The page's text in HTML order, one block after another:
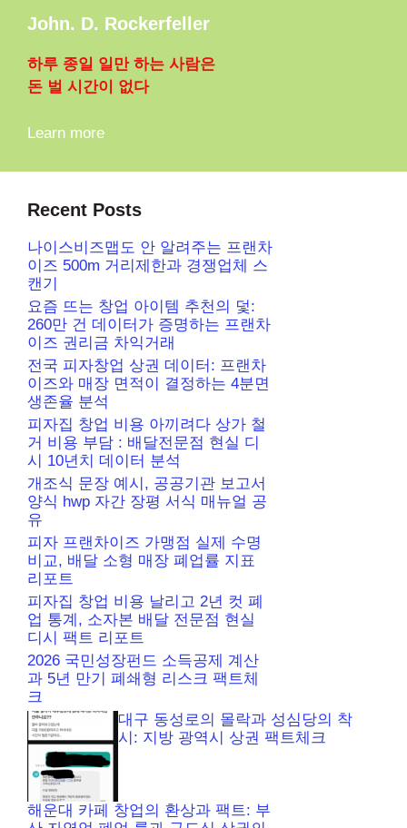
John. D. Rockerfeller
하루 종일 일만 하는 사람은
돈 벌 시간이 없다
Learn more
Recent Posts
나이스비즈맵도 안 알려주는 프랜차
이즈 500m 거리제한과 경쟁업체 스
캔기
요즘 뜨는 창업 아이템 추천의 덫:
260만 건 데이터가 증명하는 프랜차
이즈 권리금 차익거래
전국 피자창업 상권 데이터: 프랜차
이즈와 매장 면적이 결정하는 4분면
생존율 분석
피자집 창업 비용 아끼려다 상가 철
거 비용 부담 : 배달전문점 현실 디
시 10년치 데이터 분석
개조식 문장 예시, 공공기관 보고서
양식 hwp 자간 장평 서식 매뉴얼 공
유
피자 프랜차이즈 가맹점 실제 수명
비교, 배달 소형 매장 폐업률 지표
리포트
피자집 창업 비용 날리고 2년 컷 폐
업 통계, 소자본 배달 전문점 현실
디시 팩트 리포트
2026 국민성장펀드 소득공제 계산
과 5년 만기 폐쇄형 리스크 팩트체
크
대구 동성로의 몰락과 성심당의 착
시: 지방 광역시 상권 팩트체크
해운대 카페 창업의 환상과 팩트: 부